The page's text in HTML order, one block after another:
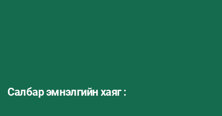
Салбар эмнэлгийн хаяг :